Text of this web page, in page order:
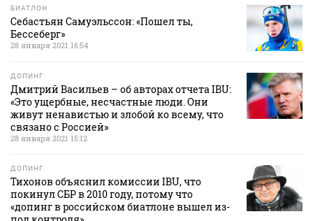
БИАТЛОН
Себастьян Самуэльссон: «Пошел ты,
Бессеберг»
28 января 2021 16:54
ДОПИНГ
Дмитрий Васильев – об авторах отчета IBU:
«Это ущербные, несчастные люди. Они
живут ненавистью и злобой ко всему, что
связано с Россией»
28 января 2021 15:12
ДОПИНГ
Тихонов объяснил комиссии IBU, что
покинул СБР в 2010 году, потому что
«допинг в российском биатлоне вышел из-